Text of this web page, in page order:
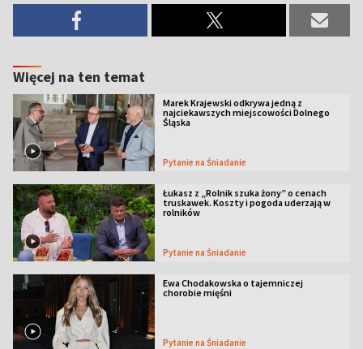
Więcej na ten temat
Marek Krajewski odkrywa jedną z
najciekawszych miejscowości Dolnego
Śląska
Pytanie na Śniadanie
Łukasz z „Rolnik szuka żony” o cenach
truskawek. Koszty i pogoda uderzają w
rolników
Pytanie na Śniadanie
Ewa Chodakowska o tajemniczej
chorobie mięśni
Pytanie na Śniadanie